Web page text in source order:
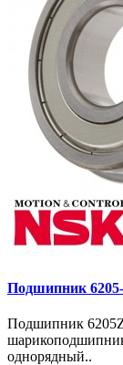
Подшипник
Подшипник
однорядный..